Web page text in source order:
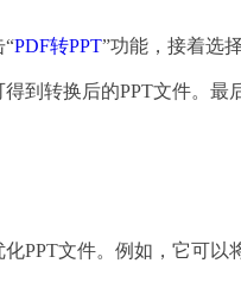
“PDF转PPT”功能，接着选
到转换后的PPT文件。最
文件。例如，它可以